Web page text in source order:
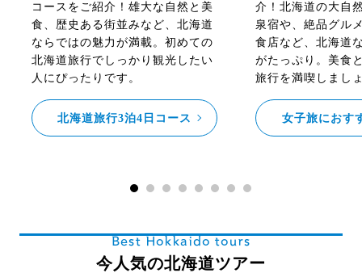
コースをご紹介！雄大な自然と美
食、歴史ある街並みなど、北海道
ならではの魅力が満載。初めての
北海道旅行でしっかり観光したい
人にぴったりです。
北海道旅行3泊4日コース
介！北海道の大自
泉宿や、絶品グル
食店など、北海道
がたっぷり。美食
旅行を満喫しまし
女子旅におす
Best Hokkaido tours
今人気の北海道ツアー